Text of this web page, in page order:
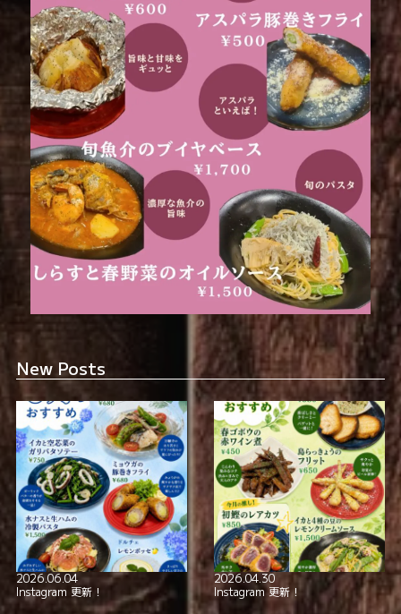
smoking_rooms 全席喫煙可
New Posts
2026.06.04
Instagram 更新！
2026.04.30
Instagram 更新！